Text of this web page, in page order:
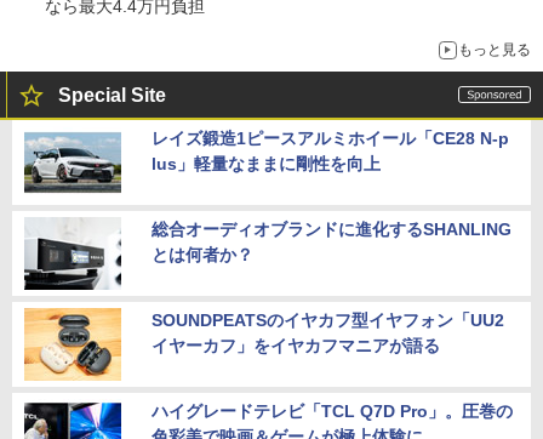
なら最大4.4万円負担
もっと見る
Special Site
レイズ鍛造1ピースアルミホイール「CE28 N-p
lus」軽量なままに剛性を向上
総合オーディオブランドに進化するSHANLING
とは何者か？
SOUNDPEATSのイヤカフ型イヤフォン「UU2
イヤーカフ」をイヤカフマニアが語る
ハイグレードテレビ「TCL Q7D Pro」。圧巻の